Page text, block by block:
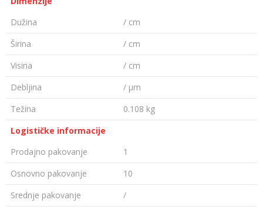
Dužina
/ cm
Širina
/ cm
Visina
/ cm
Debljina
/ µm
Težina
0.108 kg
Logističke informacije
Prodajno pakovanje
1
Osnovno pakovanje
10
Srednje pakovanje
/